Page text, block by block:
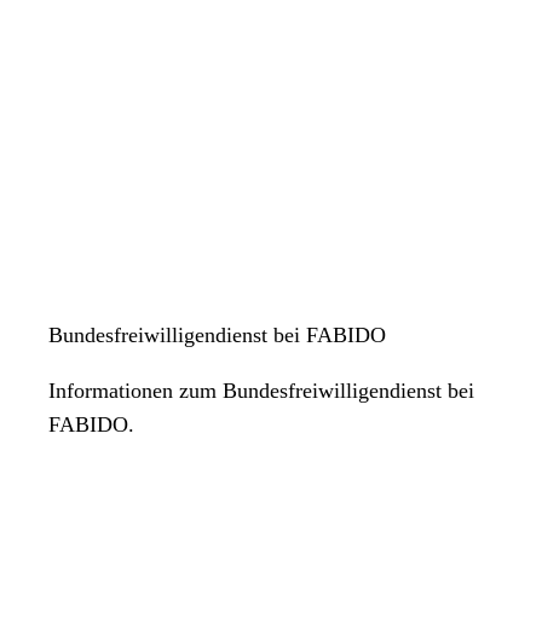
Bundesfreiwilligendienst bei FABIDO
Informationen zum Bundesfreiwilligendienst bei
FABIDO.